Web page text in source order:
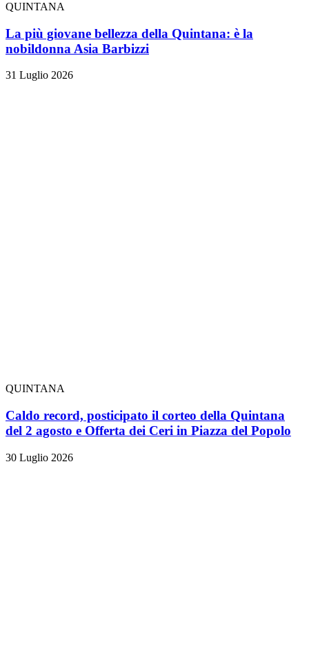
QUINTANA
La più giovane bellezza della Quintana: è la
nobildonna Asia Barbizzi
31 Luglio 2026
QUINTANA
Caldo record, posticipato il corteo della Quintana
del 2 agosto e Offerta dei Ceri in Piazza del Popolo
30 Luglio 2026